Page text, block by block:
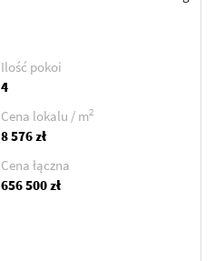
Ilość pokoi
4
Cena lokalu / m2
8 576 zł
Cena łączna
656 500 zł